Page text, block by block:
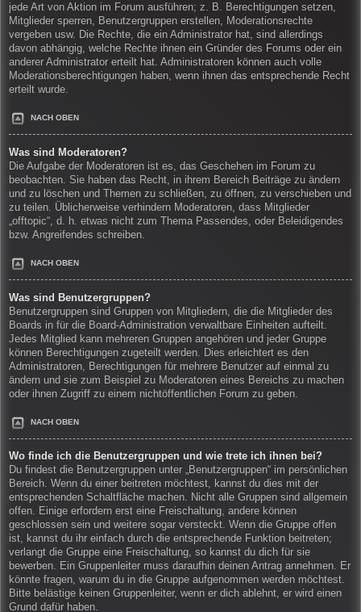
jede Art von Aktion im Forum ausführen; z. B. Berechtigungen setzen,
Mitglieder sperren, Benutzergruppen erstellen, Moderationsrechte
vergeben usw. Die Rechte, die ein Administrator hat, sind allerdings
davon abhängig, welche Rechte ihnen ein Gründer des Forums oder ein
anderer Administrator erteilt hat. Administratoren können auch volle
Moderationsberechtigungen haben, wenn ihnen das entsprechende Recht
erteilt wurde.
NACH OBEN
Was sind Moderatoren?
Die Aufgabe der Moderatoren ist es, das Geschehen im Forum zu
beobachten. Sie haben das Recht, in ihrem Bereich Beiträge zu ändern
und zu löschen und Themen zu schließen, zu öffnen, zu verschieben und
zu teilen. Üblicherweise verhindern Moderatoren, dass Mitglieder
„offtopic“, d. h. etwas nicht zum Thema Passendes, oder Beleidigendes
bzw. Angreifendes schreiben.
NACH OBEN
Was sind Benutzergruppen?
Benutzergruppen sind Gruppen von Mitgliedern, die die Mitglieder des
Boards in für die Board-Administration verwaltbare Einheiten aufteilt.
Jedes Mitglied kann mehreren Gruppen angehören und jeder Gruppe
können Berechtigungen zugeteilt werden. Dies erleichtert es den
Administratoren, Berechtigungen für mehrere Benutzer auf einmal zu
ändern und sie zum Beispiel zu Moderatoren eines Bereichs zu machen
oder ihnen Zugriff zu einem nichtöffentlichen Forum zu geben.
NACH OBEN
Wo finde ich die Benutzergruppen und wie trete ich ihnen bei?
Du findest die Benutzergruppen unter „Benutzergruppen“ im persönlichen
Bereich. Wenn du einer beitreten möchtest, kannst du dies mit der
entsprechenden Schaltfläche machen. Nicht alle Gruppen sind allgemein
offen. Einige erfordern erst eine Freischaltung, andere können
geschlossen sein und weitere sogar versteckt. Wenn die Gruppe offen
ist, kannst du ihr einfach durch die entsprechende Funktion beitreten;
verlangt die Gruppe eine Freischaltung, so kannst du dich für sie
bewerben. Ein Gruppenleiter muss daraufhin deinen Antrag annehmen. Er
könnte fragen, warum du in die Gruppe aufgenommen werden möchtest.
Bitte belästige keinen Gruppenleiter, wenn er dich ablehnt, er wird einen
Grund dafür haben.